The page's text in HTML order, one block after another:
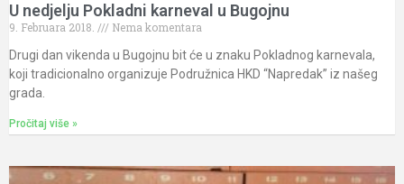
U nedjelju Pokladni karneval u Bugojnu
9. Februara 2018.
Nema komentara
Drugi dan vikenda u Bugojnu bit će u znaku Pokladnog karnevala,
koji tradicionalno organizuje Podružnica HKD “Napredak” iz našeg
grada.
Pročitaj više »